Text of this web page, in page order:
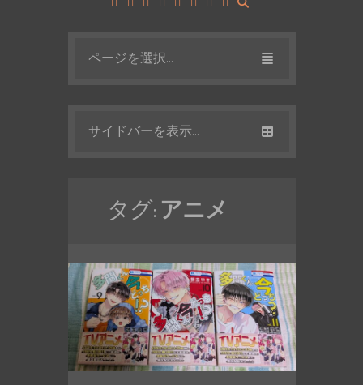
ページを選択...
サイドバーを表示...
タグ: アニメ